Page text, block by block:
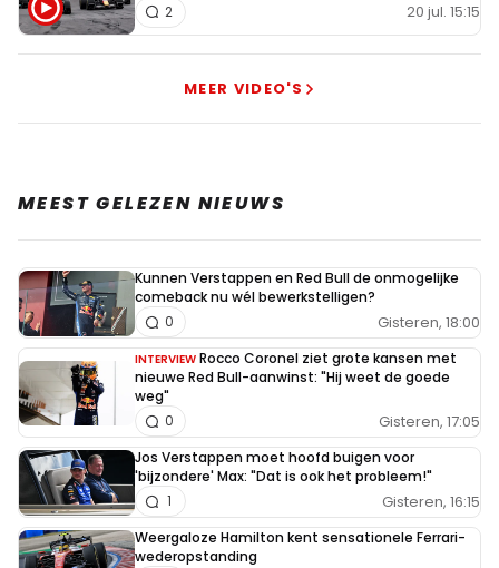
20 jul. 15:15
2
MEER VIDEO'S
MEEST GELEZEN NIEUWS
Kunnen Verstappen en Red Bull de onmogelijke
comeback nu wél bewerkstelligen?
Gisteren, 18:00
0
INTERVIEW Rocco Coronel ziet grote kansen met
nieuwe Red Bull-aanwinst: "Hij weet de goede
weg"
Gisteren, 17:05
0
Jos Verstappen moet hoofd buigen voor
'bijzondere' Max: "Dat is ook het probleem!"
Gisteren, 16:15
1
Weergaloze Hamilton kent sensationele Ferrari-
wederopstanding